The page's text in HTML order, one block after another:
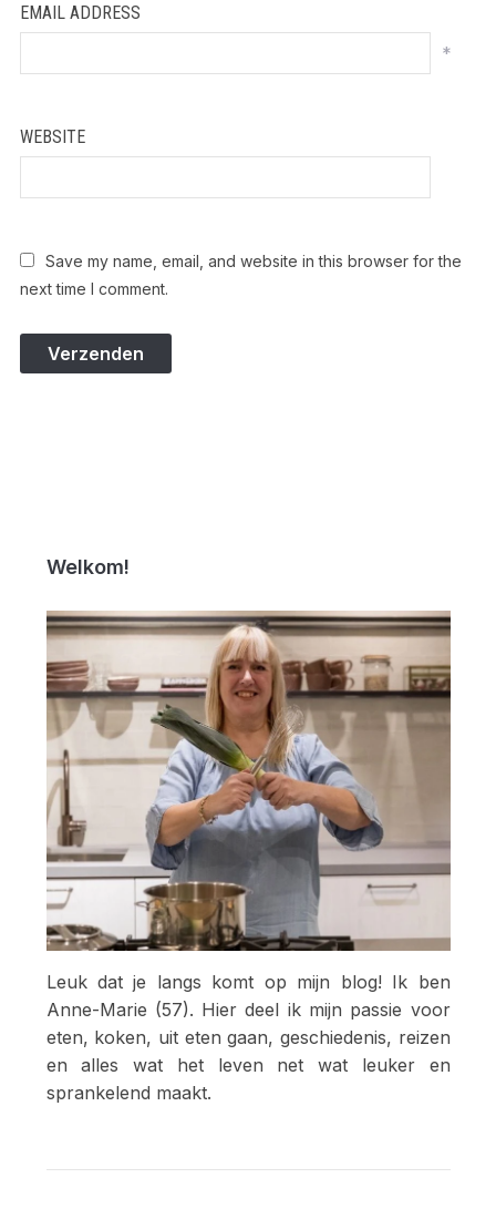
EMAIL ADDRESS
*
WEBSITE
Save my name, email, and website in this browser for the
next time I comment.
Welkom!
Leuk dat je langs komt op mijn blog! Ik ben
Anne-Marie (57). Hier deel ik mijn passie voor
eten, koken, uit eten gaan, geschiedenis, reizen
en alles wat het leven net wat leuker en
sprankelend maakt.